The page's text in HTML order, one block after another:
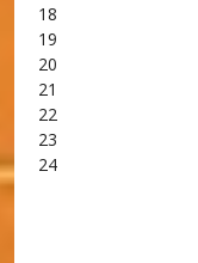
18
19
20
21
22
23
24